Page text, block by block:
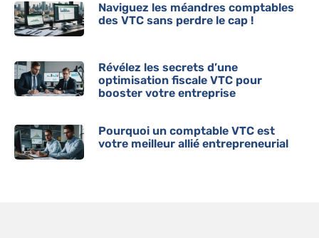
Naviguez les méandres comptables
des VTC sans perdre le cap !
Révélez les secrets d’une
optimisation fiscale VTC pour
booster votre entreprise
Pourquoi un comptable VTC est
votre meilleur allié entrepreneurial